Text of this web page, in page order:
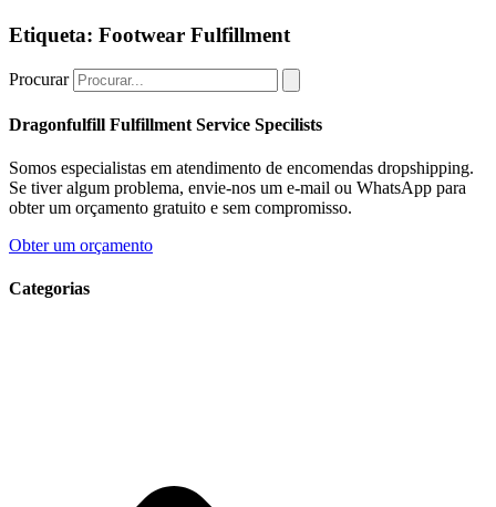
Etiqueta: Footwear Fulfillment
Procurar
Dragonfulfill Fulfillment Service Specilists
Somos especialistas em atendimento de encomendas dropshipping.
Se tiver algum problema, envie-nos um e-mail ou WhatsApp para
obter um orçamento gratuito e sem compromisso.
Obter um orçamento
Categorias